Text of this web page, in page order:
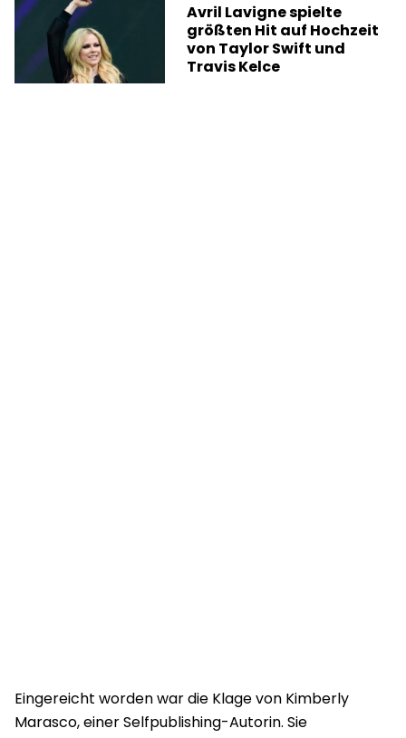
Avril Lavigne spielte
größten Hit auf Hochzeit
von Taylor Swift und
Travis Kelce
Eingereicht worden war die Klage von Kimberly
Marasco, einer Selfpublishing-Autorin. Sie